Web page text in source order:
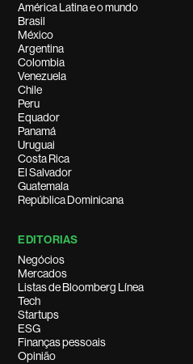
América Latina e o mundo
Brasil
México
Argentina
Colombia
Venezuela
Chile
Peru
Equador
Panamá
Uruguai
Costa Rica
El Salvador
Guatemala
República Dominicana
EDITORIAS
Negócios
Mercados
Listas de Bloomberg Línea
Tech
Startups
ESG
Finanças pessoais
Opinião